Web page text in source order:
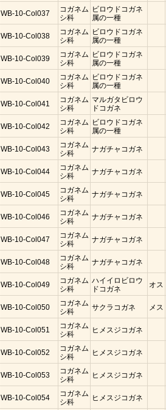
WB-10-Col037
コガネム
シ科
ビロウドコガネ
属の一種
WB-10-Col038
コガネム
シ科
ビロウドコガネ
属の一種
WB-10-Col039
コガネム
シ科
ビロウドコガネ
属の一種
WB-10-Col040
コガネム
シ科
ビロウドコガネ
属の一種
WB-10-Col041
コガネム
シ科
マルガタビロウ
ドコガネ
WB-10-Col042
コガネム
シ科
ビロウドコガネ
属の一種
WB-10-Col043
コガネム
シ科
ナガチャコガネ
WB-10-Col044
コガネム
シ科
ナガチャコガネ
WB-10-Col045
コガネム
シ科
ナガチャコガネ
WB-10-Col046
コガネム
シ科
ナガチャコガネ
WB-10-Col047
コガネム
シ科
ナガチャコガネ
WB-10-Col048
コガネム
シ科
ナガチャコガネ
WB-10-Col049
コガネム
シ科
ハイイロビロウ
ドコガネ
オス
WB-10-Col050
コガネム
シ科
サクラコガネ メス
WB-10-Col051
コガネム
シ科
ヒメスジコガネ
WB-10-Col052
コガネム
シ科
ヒメスジコガネ
WB-10-Col053
コガネム
シ科
ヒメスジコガネ
WB-10-Col054
コガネム
シ科
ヒメスジコガネ